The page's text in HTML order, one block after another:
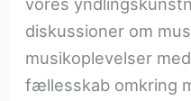
vores
diskussioner om
musikoplevelser
fællesskab omkring